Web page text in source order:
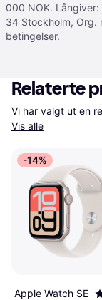
000 NOK. Långiver:
34 Stockholm, Org.
betingelser.
Relaterte
Vis alle
-14%
Apple Watch SE